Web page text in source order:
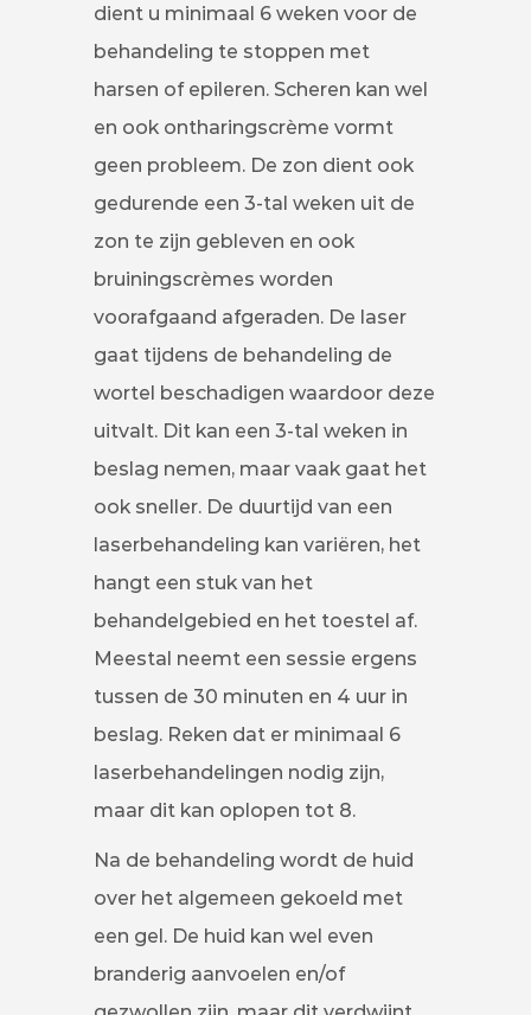
dient u minimaal 6 weken voor de
behandeling te stoppen met
harsen of epileren. Scheren kan wel
en ook ontharingscrème vormt
geen probleem. De zon dient ook
gedurende een 3-tal weken uit de
zon te zijn gebleven en ook
bruiningscrèmes worden
voorafgaand afgeraden. De laser
gaat tijdens de behandeling de
wortel beschadigen waardoor deze
uitvalt. Dit kan een 3-tal weken in
beslag nemen, maar vaak gaat het
ook sneller. De duurtijd van een
laserbehandeling kan variëren, het
hangt een stuk van het
behandelgebied en het toestel af.
Meestal neemt een sessie ergens
tussen de 30 minuten en 4 uur in
beslag. Reken dat er minimaal 6
laserbehandelingen nodig zijn,
maar dit kan oplopen tot 8.
Na de behandeling wordt de huid
over het algemeen gekoeld met
een gel. De huid kan wel even
branderig aanvoelen en/of